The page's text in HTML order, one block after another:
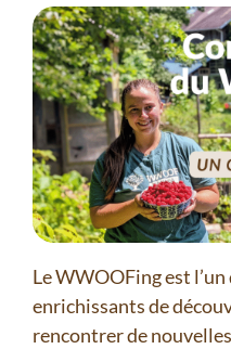
Le WWOOFing est
enrichissants de
rencontrer de